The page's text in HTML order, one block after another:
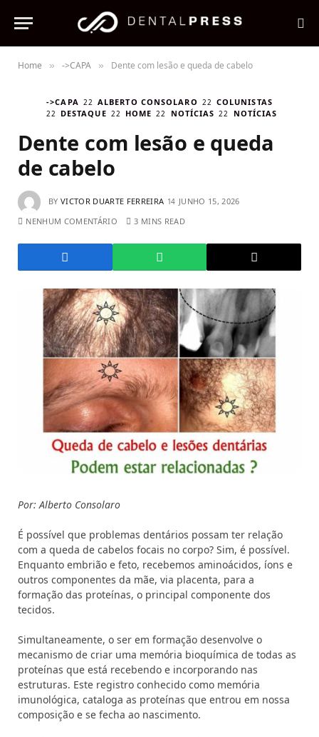
Home » ->CAPA » Dente com lesão e queda de cabelo
->CAPA ALBERTO CONSOLARO
COLUNISTAS
DESTAQUE
HOME NOTÍCIAS NOTÍCIAS
Dente com lesão e queda
de cabelo
BY VICTOR DUARTE FERREIRA
JUNHO 15, 2026
NENHUM COMENTÁRIO
3 MINS READ
Por: Alberto Consolaro
É possível que problemas dentários possam ter relação
com a queda de cabelos focais no corpo? Sim, é possível.
Enquanto embrião e feto, recebemos aminoácidos, íons e
outros componentes da mãe, via placenta, para a
formação das proteínas, o principal componente dos
tecidos.
Simultaneamente, o ser em formação desenvolve o
mecanismo de criar uma memória bioquímica de todas as
proteínas que está recebendo e incorporando nas
estruturas. Este registro conhecido como memória
imunológica, cataloga as proteínas que entrou em nossa
composição e se fecha ao nascimento.